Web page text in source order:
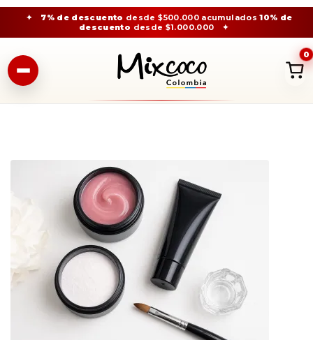
✦ 7% de descuento desde $500.000 acumulados10% de
descuento desde $1.000.000 ✦
0